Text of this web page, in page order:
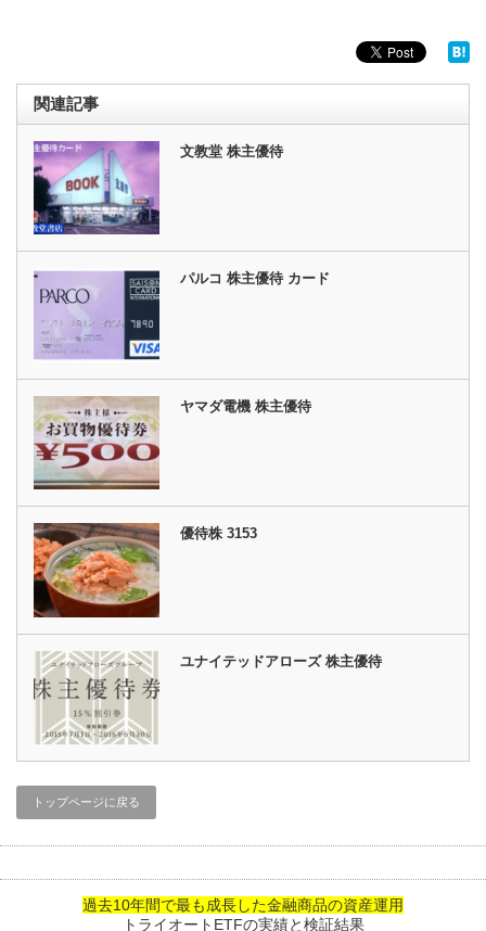
関連記事
文教堂 株主優待
パルコ 株主優待 カード
ヤマダ電機 株主優待
優待株 3153
ユナイテッドアローズ 株主優待
トップページに戻る
過去10年間で最も成長した金融商品の資産運用
トライオートETFの実績と検証結果